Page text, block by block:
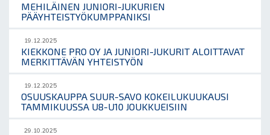
MEHILÄINEN JUNIORI-JUKURIEN
PÄÄYHTEISTYÖKUMPPANIKSI
19.12.2025
KIEKKONE PRO OY JA JUNIORI-JUKURIT ALOITTAVAT
MERKITTÄVÄN YHTEISTYÖN
19.12.2025
OSUUSKAUPPA SUUR-SAVO KOKEILUKUUKAUSI
TAMMIKUUSSA U8-U10 JOUKKUEISIIN
29.10.2025